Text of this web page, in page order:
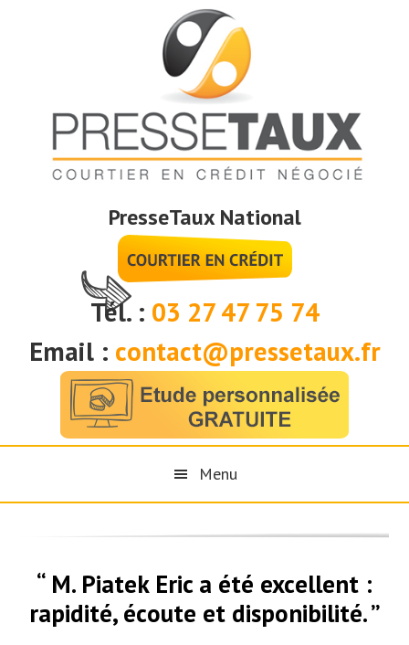
PresseTaux National
Tél. : 03 27 47 75 74
Email : contact@pressetaux.fr
Menu
“ M. Piatek Eric a été excellent :
rapidité, écoute et disponibilité. ”